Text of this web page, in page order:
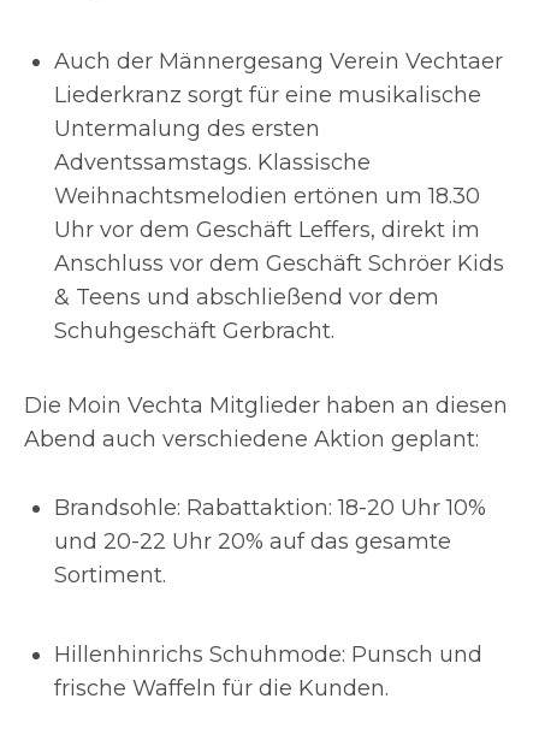
Auch der Männergesang Verein Vechtaer
Liederkranz sorgt für eine musikalische
Untermalung des ersten
Adventssamstags. Klassische
Weihnachtsmelodien ertönen um 18.30
Uhr vor dem Geschäft Leffers, direkt im
Anschluss vor dem Geschäft Schröer Kids
& Teens und abschließend vor dem
Schuhgeschäft Gerbracht.
Die Moin Vechta Mitglieder haben an diesen
Abend auch verschiedene Aktion geplant:
Brandsohle: Rabattaktion: 18-20 Uhr 10%
und 20-22 Uhr 20% auf das gesamte
Sortiment.
Hillenhinrichs Schuhmode: Punsch und
frische Waffeln für die Kunden.